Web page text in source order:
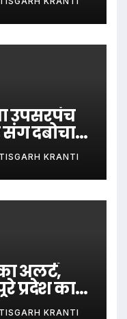
उपसरपंच
संग दबोचा
KRANTI
अलर्ट,
प्रदेश का
KRANTI